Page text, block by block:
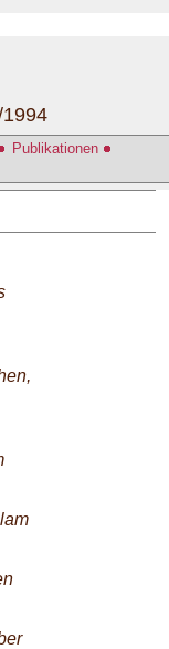
Publikationen